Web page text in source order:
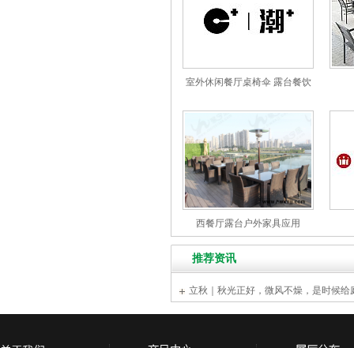
室外休闲餐厅桌椅伞 露台餐饮
西餐厅露台户外家具应用
推荐资讯
立秋｜秋光正好，微风不燥，是时候给
装”了